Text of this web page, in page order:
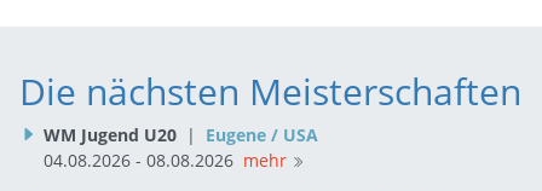
Die nächsten Meisterschaften
WM Jugend U20 |
Eugene / USA
04.08.2026 - 08.08.2026 mehr